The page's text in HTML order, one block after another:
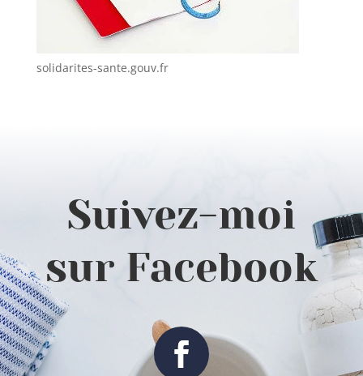
solidarites-sante.gouv.fr
Suivez-moi
sur Facebook